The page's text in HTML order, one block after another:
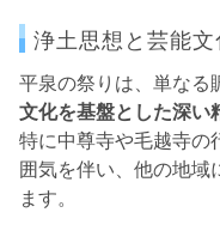
浄土思想と芸能
平泉の祭りは、単なる
文化を基盤とした深い
特に中尊寺や毛越寺の
囲気を伴い、他の地域
ます。